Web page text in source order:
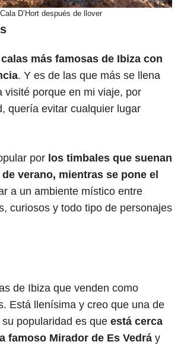
Cala D’Hort después de llover
más famosas de Ibiza con
. Y es de las que más se llena
visité porque en mi viaje, por
quería evitar cualquier lugar
por los timbales que suenan
verano, mientras se pone el
a un ambiente místico entre
curiosos y todo tipo de personajes
de Ibiza que venden como
Está llenísima y creo que una de
su popularidad es que está cerca
famoso Mirador de Es Vedrá y